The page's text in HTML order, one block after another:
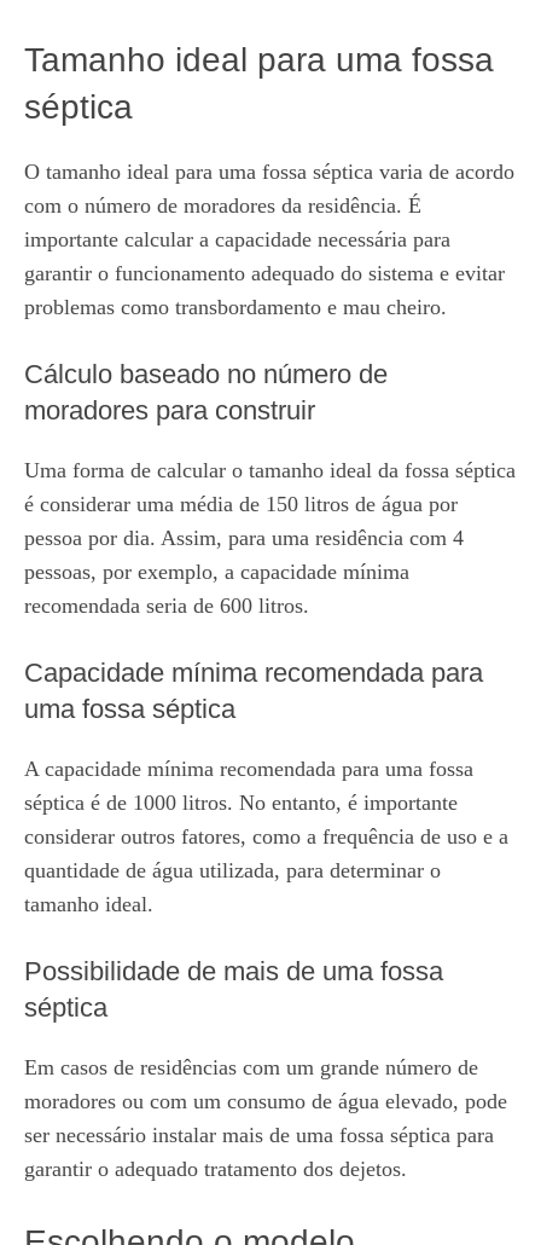
Tamanho ideal para uma fossa
séptica
O tamanho ideal para uma fossa séptica varia de acordo
com o número de moradores da residência. É
importante calcular a capacidade necessária para
garantir o funcionamento adequado do sistema e evitar
problemas como transbordamento e mau cheiro.
Cálculo baseado no número de
moradores para construir
Uma forma de calcular o tamanho ideal da fossa séptica
é considerar uma média de 150 litros de água por
pessoa por dia. Assim, para uma residência com 4
pessoas, por exemplo, a capacidade mínima
recomendada seria de 600 litros.
Capacidade mínima recomendada para
uma fossa séptica
A capacidade mínima recomendada para uma fossa
séptica é de 1000 litros. No entanto, é importante
considerar outros fatores, como a frequência de uso e a
quantidade de água utilizada, para determinar o
tamanho ideal.
Possibilidade de mais de uma fossa
séptica
Em casos de residências com um grande número de
moradores ou com um consumo de água elevado, pode
ser necessário instalar mais de uma fossa séptica para
garantir o adequado tratamento dos dejetos.